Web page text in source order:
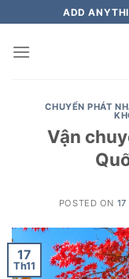
to
content
ADD
CHUYỂN PHÁT
Vận
POSTED ON
17
Th11